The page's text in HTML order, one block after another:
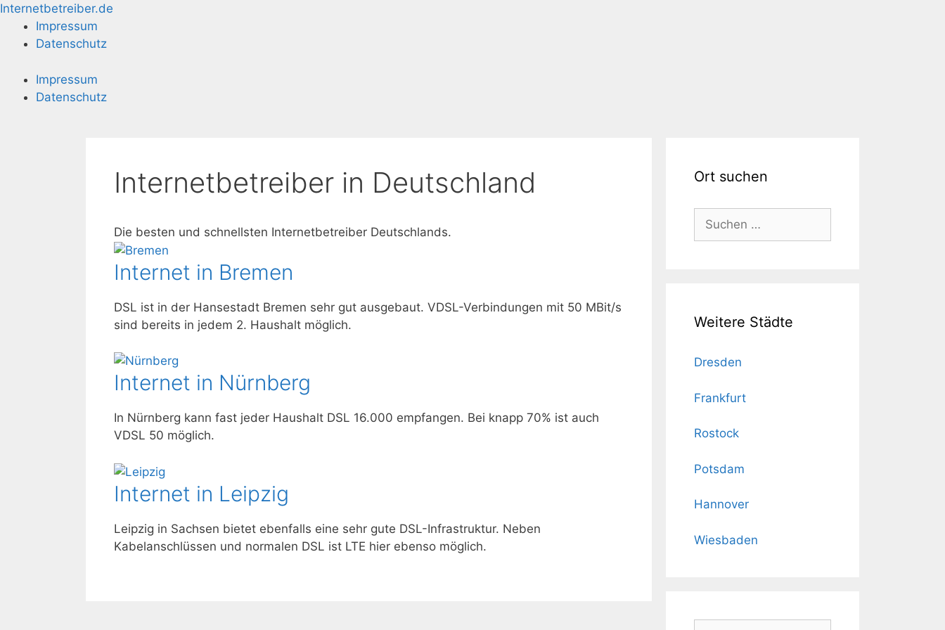
Zum
Inhalt
springen
Internetbetreiber.de
Impressum
Datenschutz
Impressum
Datenschutz
Internetbetreiber in Deutschland
Die besten und schnellsten Internetbetreiber Deutschlands.
Internet in Bremen
DSL ist in der Hansestadt Bremen sehr gut ausgebaut. VDSL-Verbindungen mit 50 MBit/s
sind bereits in jedem 2. Haushalt möglich.
Internet in Nürnberg
In Nürnberg kann fast jeder Haushalt DSL 16.000 empfangen. Bei knapp 70% ist auch
VDSL 50 möglich.
Internet in Leipzig
Leipzig in Sachsen bietet ebenfalls eine sehr gute DSL-Infrastruktur. Neben
Kabelanschlüssen und normalen DSL ist LTE hier ebenso möglich.
Ort suchen
Suchen
nach:
Weitere Städte
Dresden
Frankfurt
Rostock
Potsdam
Hannover
Wiesbaden